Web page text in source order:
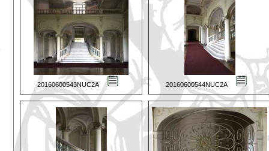
20160600543NUC2A 20160600544NUC2A